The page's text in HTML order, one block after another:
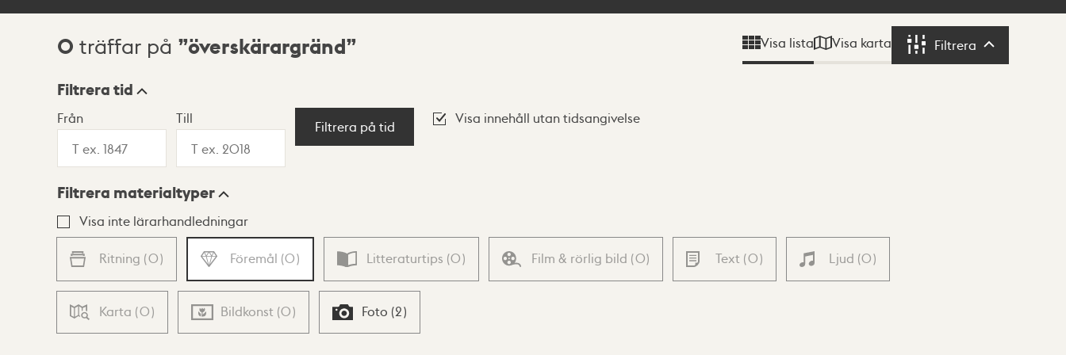
Sökresultat
0 träffar på överskärargränd Visa lista Visa karta Filtrera Filtrera
Visningsläge
Lista Karta
Filtrera tid
Från Till
Filtrera på tid
Visa innehåll utan tidsangivelse
Filtrera materialtyper
Visa inte lärarhandledningar
Ritning (0) Föremål (0) Litteraturtips (0) Film & rörlig bild (0) Text (0) Ljud (0)
Karta (0) Bildkonst (0) Foto (2)